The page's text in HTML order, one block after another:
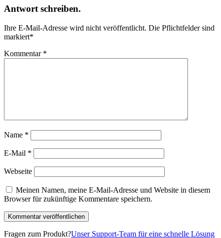
Antwort schreiben.
Ihre E-Mail-Adresse wird nicht veröffentlicht. Die Pflichtfelder sind
markiert*
Kommentar *
Name *
E-Mail *
Webseite
Meinen Namen, meine E-Mail-Adresse und Website in diesem
Browser für zukünftige Kommentare speichern.
Fragen zum Produkt?Unser Support-Team für eine schnelle Lösung